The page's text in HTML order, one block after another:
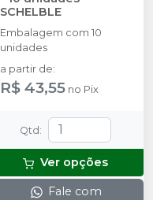
SCHELBLE
Embalagem com 10
unidades
a partir de:
R$ 43,55 no Pix
Qtd :
Ver opções
Fale com